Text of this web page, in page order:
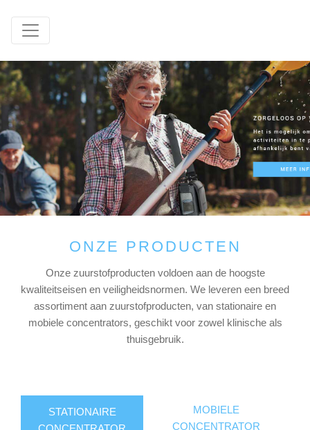
ONZE PRODUCTEN
Onze zuurstofproducten voldoen aan de hoogste
kwaliteitseisen en veiligheidsnormen. We leveren een breed
assortiment aan zuurstofproducten, van stationaire en
mobiele concentrators, geschikt voor zowel klinische als
thuisgebruik.
STATIONAIRE
MOBIELE
CONCENTRATOR